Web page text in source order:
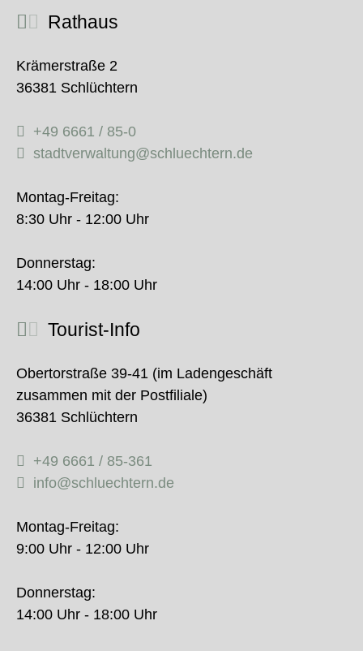
Rathaus
Krämerstraße 2
36381 Schlüchtern
+49 6661 / 85-0
stadtverwaltung@schluechtern.de
Montag-Freitag:
8:30 Uhr - 12:00 Uhr
Donnerstag:
14:00 Uhr - 18:00 Uhr
Tourist-Info
Obertorstraße 39-41 (im Ladengeschäft
zusammen mit der Postfiliale)
36381 Schlüchtern
+49 6661 / 85-361
info@schluechtern.de
Montag-Freitag:
9:00 Uhr - 12:00 Uhr
Donnerstag:
14:00 Uhr - 18:00 Uhr